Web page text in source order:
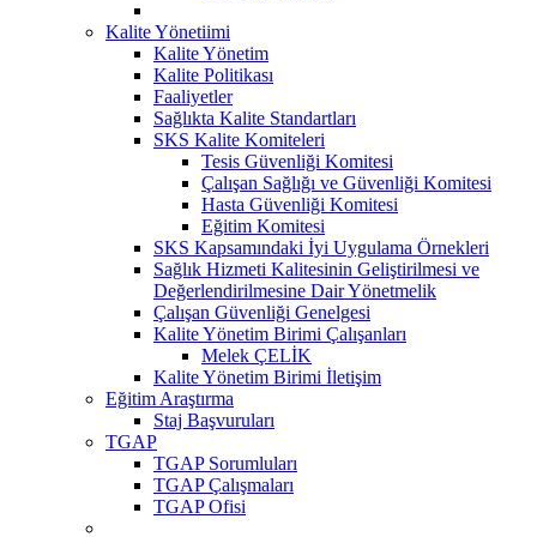
Kalite Yönetiimi
Kalite Yönetim
Kalite Politikası
Faaliyetler
Sağlıkta Kalite Standartları
SKS Kalite Komiteleri
Tesis Güvenliği Komitesi
Çalışan Sağlığı ve Güvenliği Komitesi
Hasta Güvenliği Komitesi
Eğitim Komitesi
SKS Kapsamındaki İyi Uygulama Örnekleri
Sağlık Hizmeti Kalitesinin Geliştirilmesi ve
Değerlendirilmesine Dair Yönetmelik
Çalışan Güvenliği Genelgesi
Kalite Yönetim Birimi Çalışanları
Melek ÇELİK
Kalite Yönetim Birimi İletişim
Eğitim Araştırma
Staj Başvuruları
TGAP
TGAP Sorumluları
TGAP Çalışmaları
TGAP Ofisi